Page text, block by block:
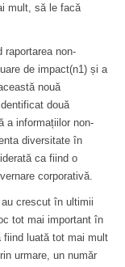
mult, să le facă
raportarea non-
de impact(n1) și a
nouă
două
a informațiilor non-
diversitate în
ca fiind o
corporativă.
crescut în ultimii
tot mai important în
fiind luată tot mai mult
urmare, un număr